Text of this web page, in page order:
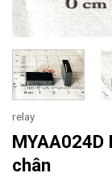
relay
MYAA024D
chân